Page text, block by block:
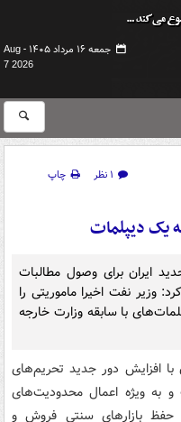
جمعه ۱۶ مرداد ۱۴۰۵ -
Aug
7 2026
۱ نظر
چاپ
یک دیپلمات
ایران برای وصول مطالبات
وزیر نفت اخیرا ماموریتی را
با سابقه وزارت خارجه
افزایش دور جدید تحریم‌های
و به ویژه اعمال محدودیت‌های
حفظ بازارهای سنتی فروش و